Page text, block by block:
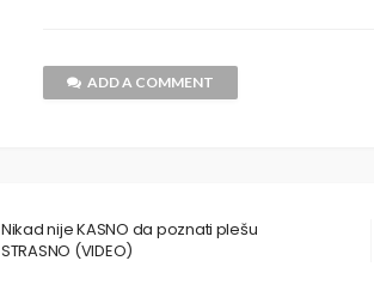
ADD A COMMENT
Nikad nije KASNO da poznati plešu
STRASNO (VIDEO)